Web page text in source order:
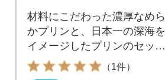
材料にこだわった濃厚なめら
かプリンと、日本一の深海を
イメージしたプリンのセット
です
（1件）